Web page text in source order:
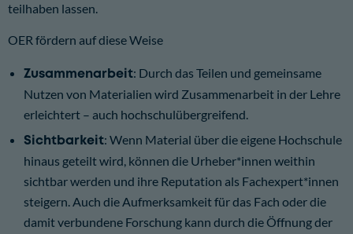
teilhaben lassen.
OER fördern auf diese Weise
Zusammenarbeit: Durch das Teilen und gemeinsame
Nutzen von Materialien wird Zusammenarbeit in der Lehre
erleichtert – auch hochschulübergreifend.
Sichtbarkeit: Wenn Material über die eigene Hochschule
hinaus geteilt wird, können die Urheber*innen weithin
sichtbar werden und ihre Reputation als Fachexpert*innen
steigern. Auch die Aufmerksamkeit für das Fach oder die
damit verbundene Forschung kann durch die Öffnung der